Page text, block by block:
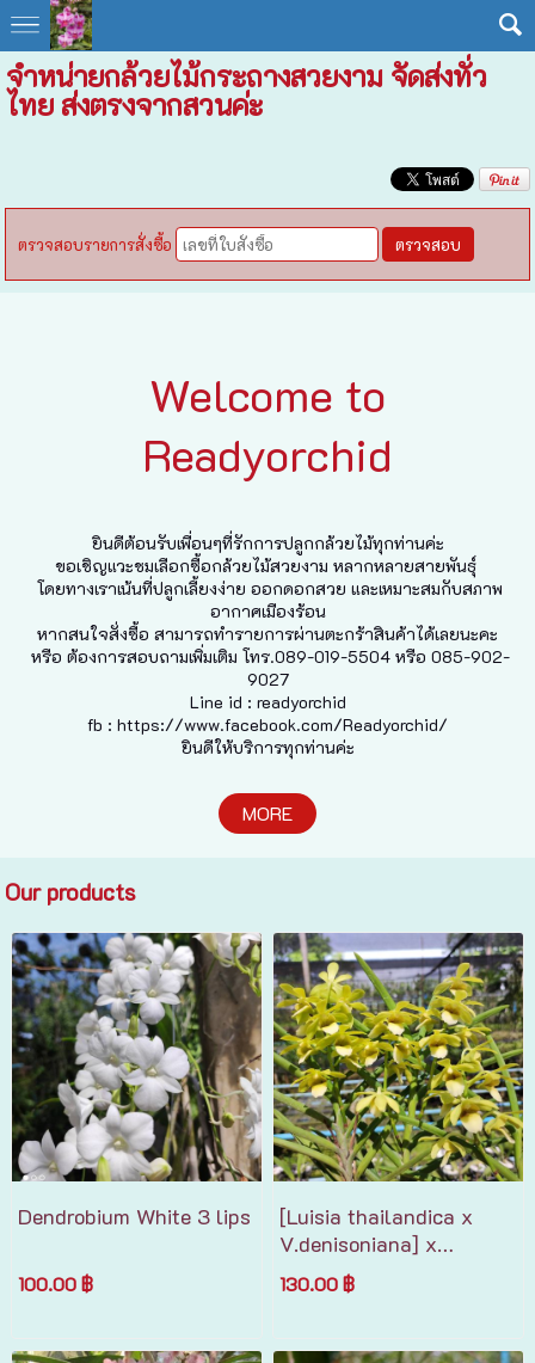
จำหน่ายกล้วยไม้กระถางสวยงาม จัดส่งทั่ว
ไทย ส่งตรงจากสวนค่ะ
ตรวจสอบรายการสั่งซื้อ ตรวจสอบ
Welcome to
Readyorchid
ยินดีต้อนรับเพื่อนๆที่รักการปลูกกล้วยไม้ทุกท่านค่ะ
ขอเชิญแวะชมเลือกซื้อกล้วยไม้สวยงาม หลากหลายสายพันธุ์
โดยทางเราเน้นที่ปลูกเลี้ยงง่าย ออกดอกสวย และเหมาะสมกับสภาพ
อากาศเมืองร้อน
หากสนใจสั่งซื้อ สามารถทำรายการผ่านตะกร้าสินค้าได้เลยนะคะ
หรือ ต้องการสอบถามเพิ่มเติม โทร.089-019-5504 หรือ 085-902-
9027
Line id : readyorchid
fb : https://www.facebook.com/Readyorchid/
ยินดีให้บริการทุกท่านค่ะ
MORE
Our products
Dendrobium White 3 lips
100.00 ฿
[Luisia thailandica x
V.denisoniana] x
Chri.vietnamica
130.00 ฿